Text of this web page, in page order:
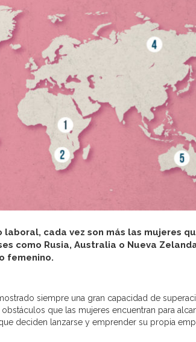
cada vez son más las mujeres
como Rusia, Australia o Nueva
femenino.
siempre una gran capacidad de
que las mujeres encuentran para
deciden lanzarse y emprender su propia